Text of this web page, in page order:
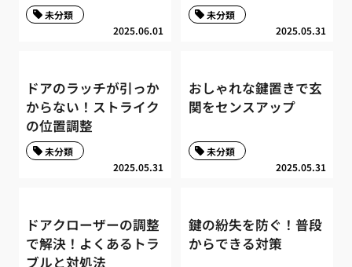
2025.06.01
未分類
2025.05.31
未分類
ドアのラッチが引っか
からない！ストライク
の位置調整
2025.05.31
未分類
おしゃれな鍵置きで玄
関をセンスアップ
2025.05.31
未分類
ドアクローザーの調整
で解決！よくあるトラ
ブルと対処法
鍵の紛失を防ぐ！普段
からできる対策